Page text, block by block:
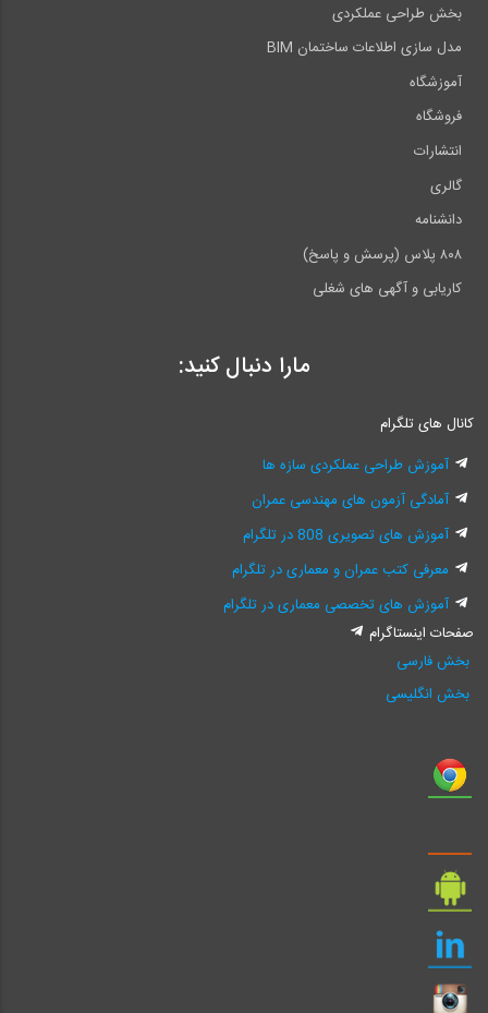
بخش طراحی عملکردی
مدل سازی اطلاعات ساختمان BIM
آموزشگاه
فروشگاه
انتشارات
گالری
دانشنامه
۸۰۸ پلاس (پرسش و پاسخ)
کاریابی و آگهی های شغلی
مارا دنبال کنید:
کانال های تلگرام
آموزش طراحی عملکردی سازه ها
آمادگی آزمون های مهندسی عمران
آموزش های تصویری 808 در تلگرام
معرفی کتب عمران و معماری در تلگرام
آموزش های تخصصی معماری در تلگرام
صفحات اینستاگرام
بخش فارسی
بخش انگلیسی